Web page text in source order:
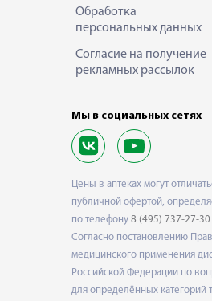
Обработка
персональных данных
Согласие на получение
рекламных рассылок
Мы в социальных сетях
Цены в аптеках могут
публичной офертой,
по телефону 8 (495) 737-27-30
Согласно постановлению
медицинского применения
Российской Федерации по
для определённых категорий